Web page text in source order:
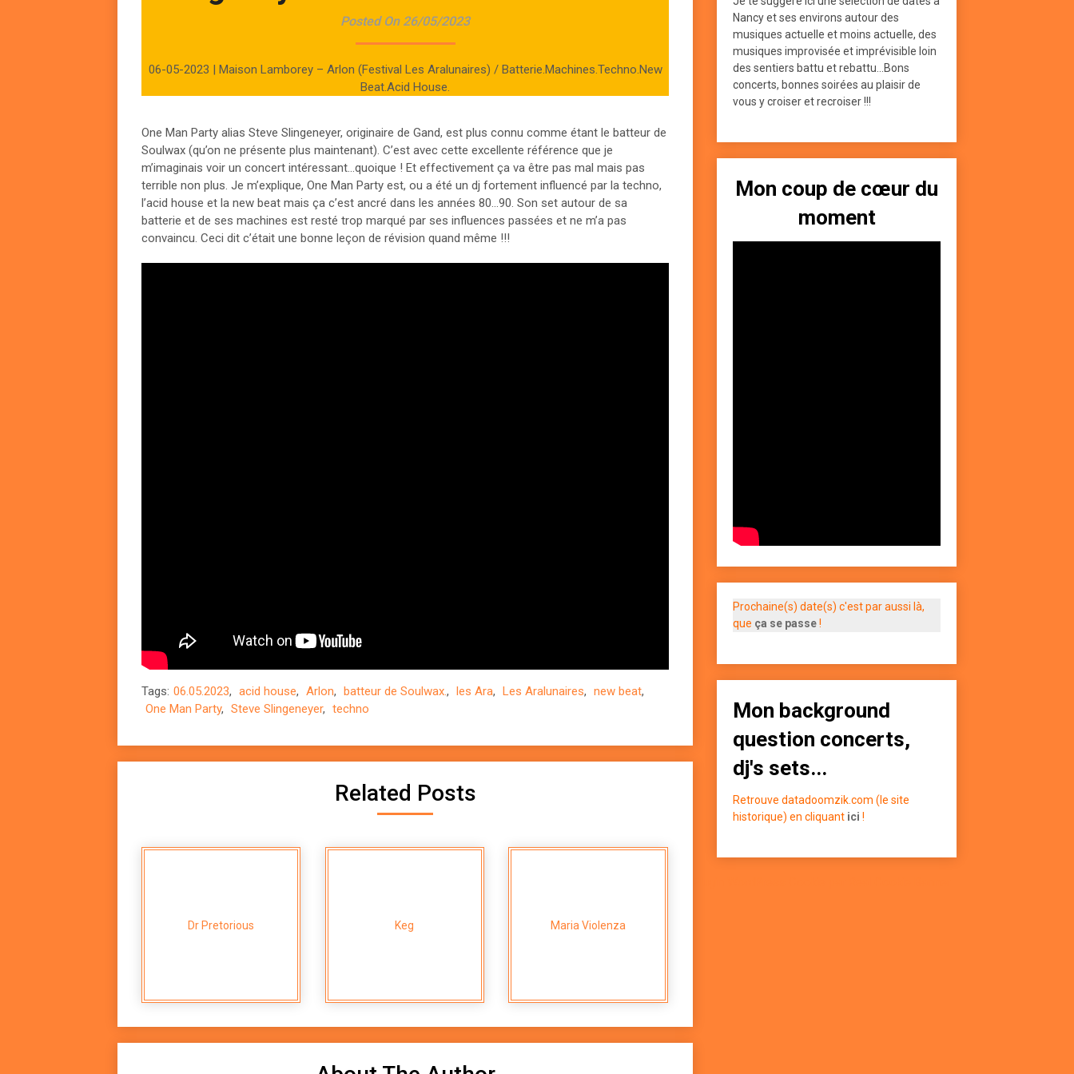
Posted On 26/05/2023
06-05-2023 | Maison Lamborey – Arlon (Festival Les Aralunaires) / Batterie.Machines.Techno.New
Beat.Acid House.
One Man Party alias Steve Slingeneyer, originaire de Gand, est plus connu comme étant le batteur de
Soulwax (qu’on ne présente plus maintenant). C’est avec cette excellente référence que je
m’imaginais voir un concert intéressant…quoique ! Et effectivement ça va être pas mal mais pas
terrible non plus. Je m’explique, One Man Party est, ou a été un dj fortement influencé par la techno,
l’acid house et la new beat mais ça c’est ancré dans les années 80…90. Son set autour de sa
batterie et de ses machines est resté trop marqué par ses influences passées et ne m’a pas
convaincu. Ceci dit c’était une bonne leçon de révision quand même !!!
Tags: 06.05.2023, acid house, Arlon, batteur de Soulwax., les Ara, Les Aralunaires, new beat,
One Man Party, Steve Slingeneyer, techno
Related Posts
Dr Pretorious Keg Maria Violenza
Nancy et ses environs autour des
musiques actuelle et moins actuelle, des
musiques improvisée et imprévisible loin
des sentiers battu et rebattu...Bons
concerts, bonnes soirées au plaisir de
vous y croiser et recroiser !!!
Mon coup de cœur du
moment
Prochaine(s) date(s) c'est par aussi là,
que ça se passe!
Mon background
question concerts,
dj's sets...
Retrouve datadoomzik.com (le site
historique) en cliquant ici !